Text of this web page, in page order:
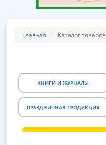
Главная Каталог товаров
КНИГИ И ЖУРНАЛЫ
ПРАЗДНИЧНАЯ ПРОДУКЦИЯ